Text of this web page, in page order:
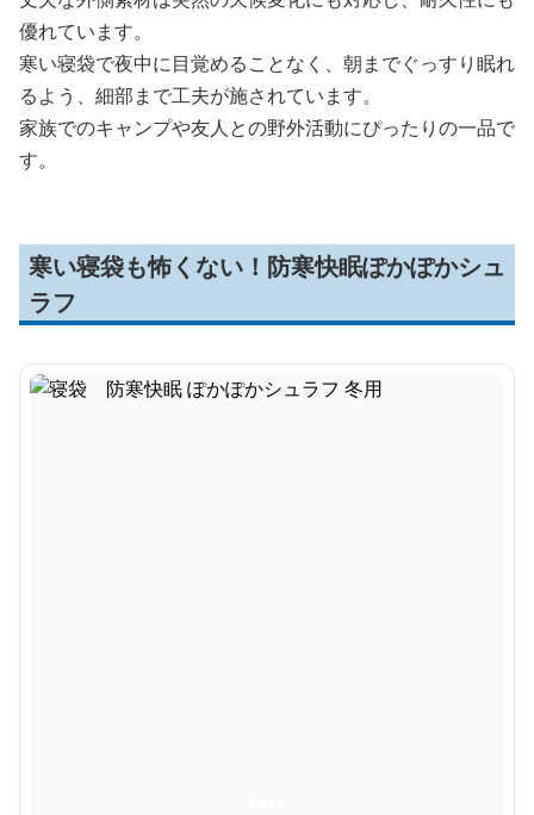
優れています。
寒い寝袋で夜中に目覚めることなく、朝までぐっすり眠れ
るよう、細部まで工夫が施されています。
家族でのキャンプや友人との野外活動にぴったりの一品で
す。
寒い寝袋も怖くない！防寒快眠ぽかぽかシュ
ラフ